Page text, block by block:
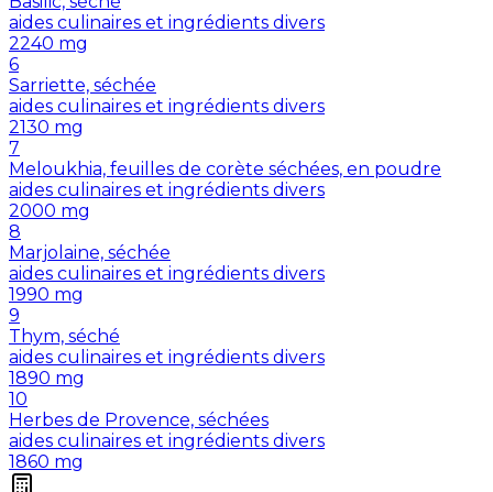
aides culinaires et ingrédients divers
2240 mg
6
Sarriette, séchée
aides culinaires et ingrédients divers
2130 mg
7
Meloukhia, feuilles de corète séchées, en poudre
aides culinaires et ingrédients divers
2000 mg
8
Marjolaine, séchée
aides culinaires et ingrédients divers
1990 mg
9
Thym, séché
aides culinaires et ingrédients divers
1890 mg
10
Herbes de Provence, séchées
aides culinaires et ingrédients divers
1860 mg